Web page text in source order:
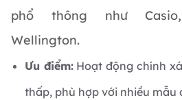
phổ thông như
Wellington.
Ưu điểm:Hoạt động chính
thấp, phù hợp với nhiều mẫu